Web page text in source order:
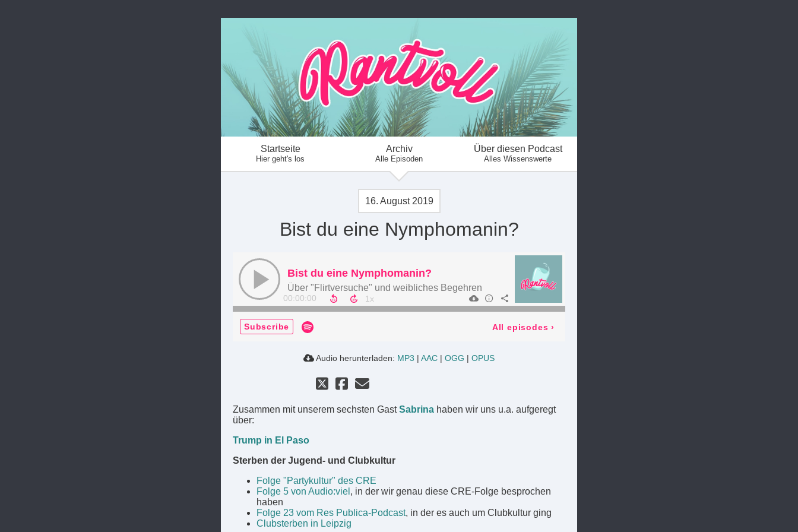
Startseite
Hier geht's los
Archiv
Alle Episoden
Über diesen Podcast
Alles Wissenswerte
16. August 2019
Bist du eine Nymphomanin?
Bist du eine Nymphomanin?
Über "Flirtversuche" und weibliches Begehren
00:00:00
Subscribe All episodes ›
Audio herunterladen: MP3 | AAC | OGG | OPUS
Zusammen mit unserem sechsten GastSabrina haben wir uns u.a. aufgeregt
über:
Trump in El Paso
Sterben der Jugend- und Clubkultur
Folge "Partykultur" des CRE
Folge 5 von Audio:viel , in der wir genau diese CRE-Folge besprochen
haben
Folge 23 vom Res Publica-Podcast, in der es auch um Clubkultur ging
Clubsterben in Leipzig